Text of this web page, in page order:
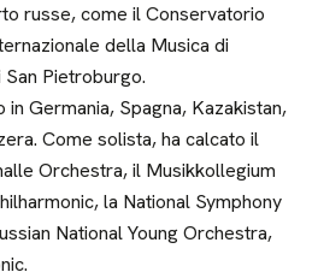
russe, come il Conservatorio
della Musica di
Pietroburgo.
in Germania, Spagna, Kazakistan,
Come solista, ha calcato il
Orchestra, il Musikkollegium
la National Symphony
National Young Orchestra,